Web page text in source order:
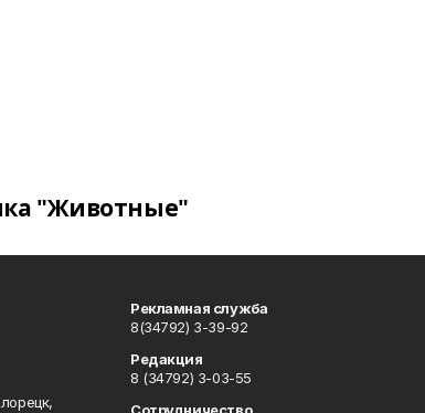
"Животные"
Рекламная служба
8(34792) 3-39-92
Редакция
8 (34792) 3-03-55